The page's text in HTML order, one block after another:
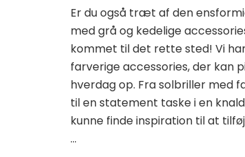
Er du også træt af den
med grå og kedelige
kommet til det rette sted! Vi
farverige accessories, der kan
hverdag op. Fra solbriller med
til en statement taske i en
kunne finde inspiration til at
…